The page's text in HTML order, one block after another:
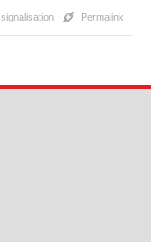
Permalink
signalisation